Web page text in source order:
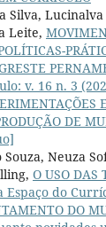
Silva,
Leite,
v. 16 n. 3
DE
Neuza
O USO DAS
Espaço do
DO